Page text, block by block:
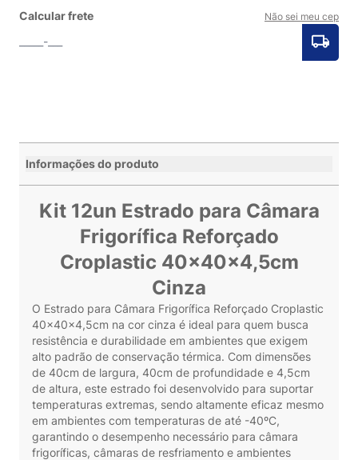
Calcular frete Não sei meu cep
Informações do produto
Kit 12un Estrado para Câmara
Frigorífica Reforçado
Croplastic 40x40x4,5cm
Cinza
O Estrado para Câmara Frigorífica Reforçado Croplastic
40x40x4,5cm na cor cinza é ideal para quem busca
resistência e durabilidade em ambientes que exigem
alto padrão de conservação térmica. Com dimensões
de 40cm de largura, 40cm de profundidade e 4,5cm
de altura, este estrado foi desenvolvido para suportar
temperaturas extremas, sendo altamente eficaz mesmo
em ambientes com temperaturas de até -40ºC,
garantindo o desempenho necessário para câmara
frigoríficas, câmaras de resfriamento e ambientes